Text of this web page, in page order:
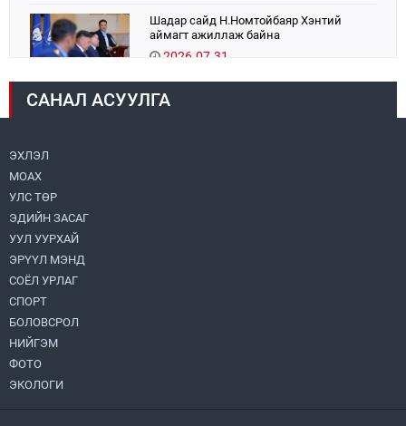
Шадар сайд Н.Номтойбаяр Хэнтий
аймагт ажиллаж байна
2026.07.31
Авто зам шинээр барина
САНАЛ АСУУЛГА
ЭХЛЭЛ
МОАХ
УЛС ТӨР
ЭДИЙН ЗАСАГ
УУЛ УУРХАЙ
ЭРҮҮЛ МЭНД
СОЁЛ УРЛАГ
СПОРТ
БОЛОВСРОЛ
НИЙГЭМ
ФОТО
ЭКОЛОГИ